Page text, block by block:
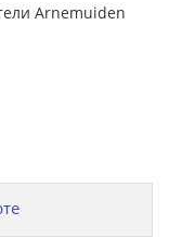
Arnemuiden